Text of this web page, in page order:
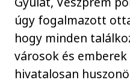
úgy fogalmazott
hogy minden
városok és
hivatalosan